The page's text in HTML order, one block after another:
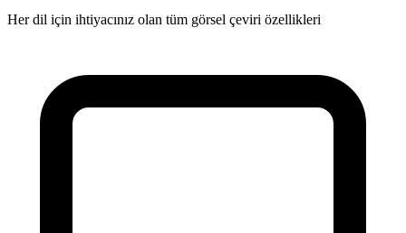
Her dil için ihtiyacınız olan tüm görsel çeviri özellikleri